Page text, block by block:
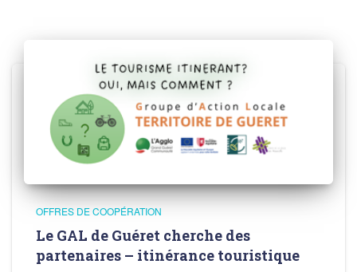
OFFRES DE COOPÉRATION
Le GAL de Guéret cherche des
partenaires – itinérance touristique